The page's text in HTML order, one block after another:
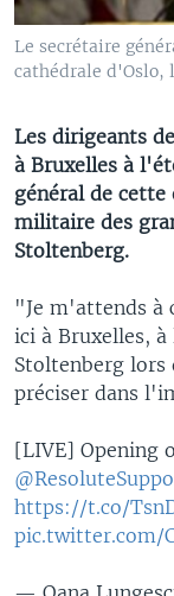
Le secrétaire
cathédrale d'Oslo,
Les dirigeants
à Bruxelles à
général de
militaire des
Stoltenberg.
"Je m'attends à
ici à Bruxelles,
Stoltenberg lors
préciser dans
[LIVE] Opening
https://t.co/
pic.twitter.com/